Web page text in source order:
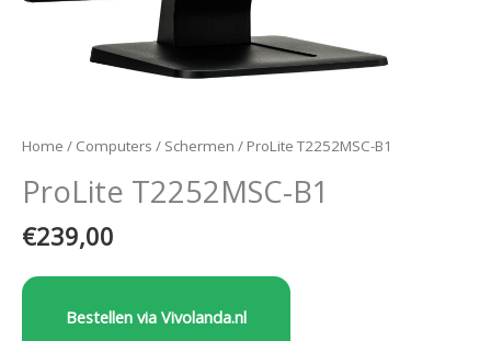
Home / Computers / Schermen / ProLite T2252MSC-B1
ProLite T2252MSC-B1
€239,00
Bestellen via Vivolanda.nl